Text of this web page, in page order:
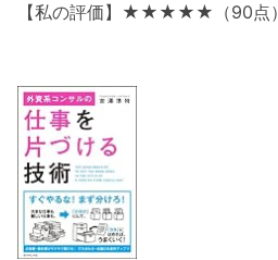
【私の評価】★★★★★（90点）